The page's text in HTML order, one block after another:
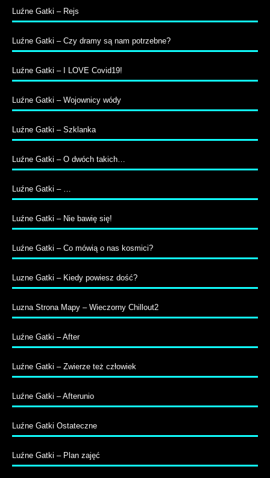
Luźne Gatki – Rejs
Luźne Gatki – Czy dramy są nam potrzebne?
Luźne Gatki – I LOVE Covid19!
Luźne Gatki – Wojownicy wódy
Luźne Gatki – Szklanka
Luźne Gatki – O dwóch takich…
Luźne Gatki – …
Luźne Gatki – Nie bawię się!
Luźne Gatki – Co mówią o nas kosmici?
Luzne Gatki – Kiedy powiesz dość?
Luzna Strona Mapy – Wieczorny Chillout2
Luźne Gatki – After
Luźne Gatki – Zwierze też człowiek
Luźne Gatki – Afterunio
Luźne Gatki Ostateczne
Luźne Gatki – Plan zajęć